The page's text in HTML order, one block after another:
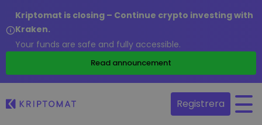
Kriptomat is closing – Continue crypto investing with
Kraken.
Your funds are safe and fully accessible.
Read announcement
Registrera